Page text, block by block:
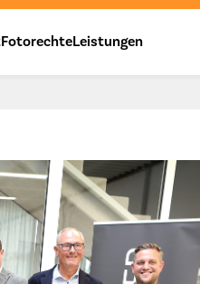
FotorechteLeistungen